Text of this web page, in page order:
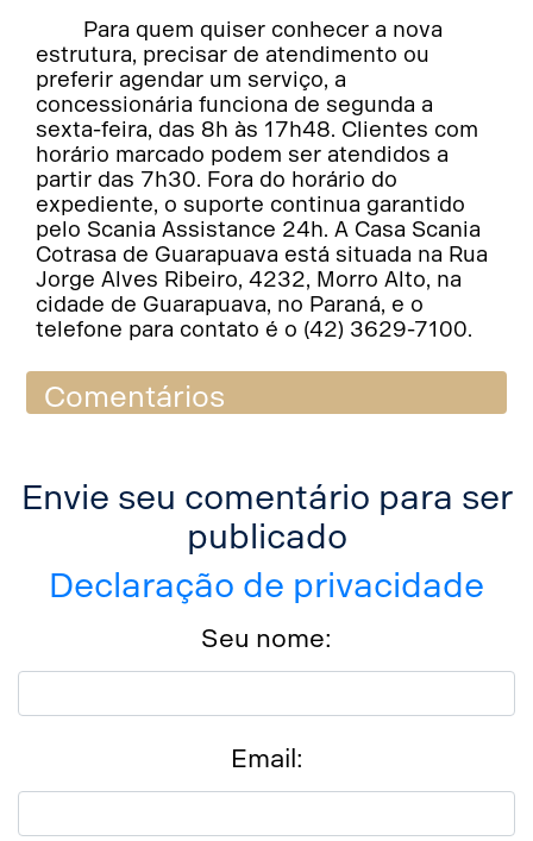
Para quem quiser conhecer a nova
estrutura, precisar de atendimento ou
preferir agendar um serviço, a
concessionária funciona de segunda a
sexta-feira, das 8h às 17h48. Clientes com
horário marcado podem ser atendidos a
partir das 7h30. Fora do horário do
expediente, o suporte continua garantido
pelo Scania Assistance 24h. A Casa Scania
Cotrasa de Guarapuava está situada na Rua
Jorge Alves Ribeiro, 4232, Morro Alto, na
cidade de Guarapuava, no Paraná, e o
telefone para contato é o (42) 3629-7100.
Comentários
Envie seu comentário para ser
publicado
Declaração de privacidade
Seu nome:
Email: